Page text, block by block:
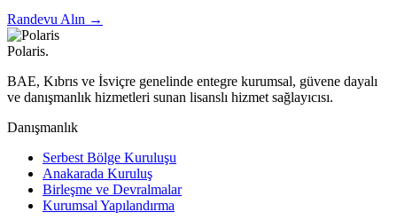
Randevu Alın →
Polaris.
BAE, Kıbrıs ve İsviçre genelinde entegre kurumsal, güvene dayalı
ve danışmanlık hizmetleri sunan lisanslı hizmet sağlayıcısı.
Danışmanlık
Serbest Bölge Kuruluşu
Anakarada Kuruluş
Birleşme ve Devralmalar
Kurumsal Yapılandırma